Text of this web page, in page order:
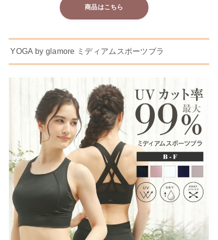
商品はこちら
YOGA by glamore ミディアムスポーツブラ